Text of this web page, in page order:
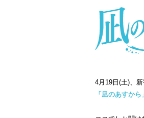
4月19日(土)、
「凪のあすか